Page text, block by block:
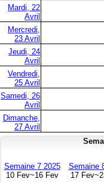
Mardi, 22
Avril
Mercredi,
23 Avril
Jeudi, 24
Avril
Vendredi,
25 Avril
Samedi, 26
Avril
Dimanche,
27 Avril
Semaine 7 2025
10 Fev~16 Fev
Semaine
17